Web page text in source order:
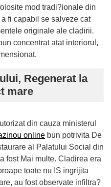
mod tradi?ionale din
fi capabil se salveze cat
originale ale cladirii.
concentrat atat interiorul,
Regenerat la
mare
din cauza ministerul
online bun potrivita De
al Palatului Social din
fost Mai multe. Cladirea era
toate nu IS ingrijita
au fost observate infiltra?